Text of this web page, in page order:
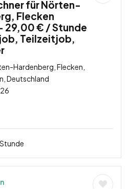
für Nörten-
Flecken
29,00 € / Stunde
Teilzeitjob,
Hardenberg, Flecken,
Deutschland